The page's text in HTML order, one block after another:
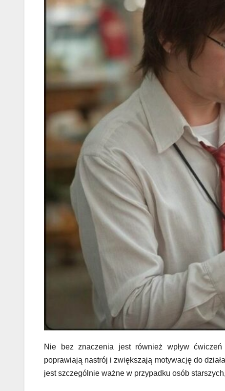
Nie bez znaczenia jest również wpływ
poprawiają nastrój i zwiększają motywację do
jest szczególnie ważne w przypadku osób